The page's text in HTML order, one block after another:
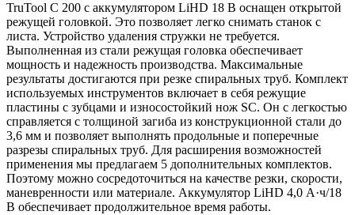
TruTool C 200 с аккумулятором LiHD 18 В оснащен открытой
режущей головкой. Это позволяет легко снимать станок с
листа. Устройство удаления стружки не требуется.
Выполненная из стали режущая головка обеспечивает
мощность и надежность производства. Максимальные
результаты достигаются при резке спиральных труб. Комплект
используемых инструментов включает в себя режущие
пластины с зубцами и износостойкий нож SC. Он с легкостью
справляется с толщиной загиба из конструкционной стали до
3,6 мм и позволяет выполнять продольные и поперечные
разрезы спиральных труб. Для расширения возможностей
применения мы предлагаем 5 дополнительных комплектов.
Поэтому можно сосредоточиться на качестве резки, скорости,
маневренности или материале. Аккумулятор LiHD 4,0 А·ч/18
В обеспечивает продолжительное время работы.